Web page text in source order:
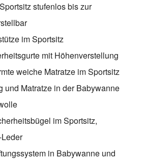
stufenlos bis zur
im Sportsitz
mit Höhenverstellung
weiche Matratze im Sportsitz
und Matratze in der Babywanne
im Sportsitz,
in Babywanne und